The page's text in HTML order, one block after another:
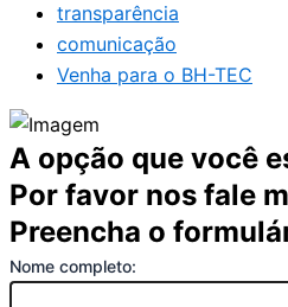
transparência
comunicação
Venha para o BH-TEC
A opção que você
Por favor nos fale
Preencha o
Nome completo: